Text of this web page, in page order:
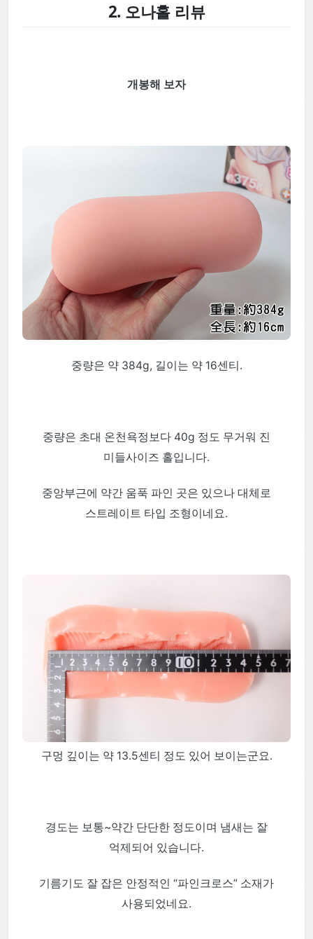
2. 오나홀 리뷰
개봉해 보자
중량은 약 384g, 길이는 약 16센티.
중량은 초대 온천욕정보다 40g 정도 무거워 진
미들사이즈 홀입니다.
중앙부근에 약간 움푹 파인 곳은 있으나 대체로
스트레이트 타입 조형이네요.
구멍 깊이는 약 13.5센티 정도 있어 보이는군요.
경도는 보통~약간 단단한 정도이며 냄새는 잘
억제되어 있습니다.
기름기도 잘 잡은 안정적인 “파인크로스” 소재가
사용되었네요.